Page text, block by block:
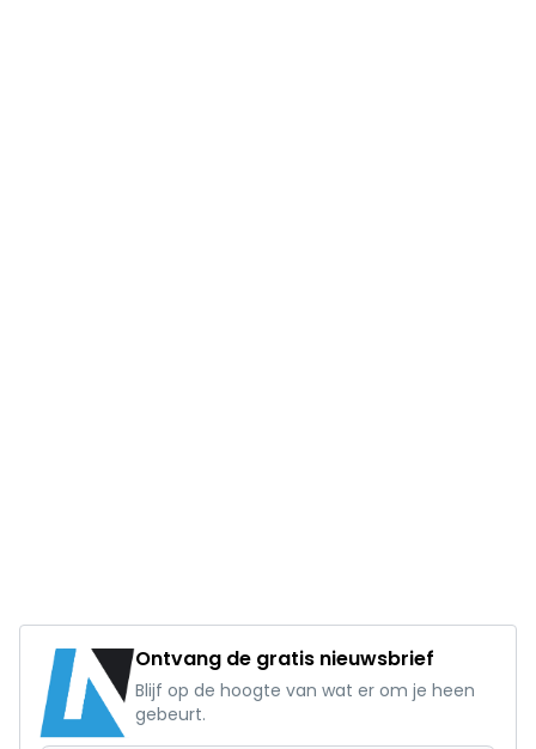
Ontvang de gratis nieuwsbrief
Blijf op de hoogte van wat er om je heen
gebeurt.